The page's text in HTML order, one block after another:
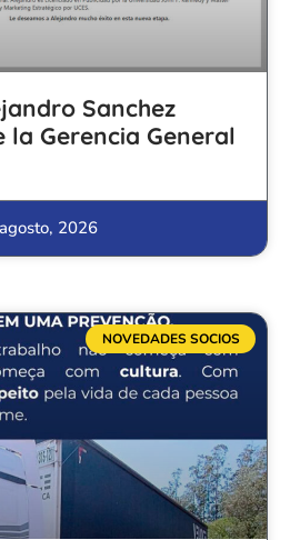
Sanchez
la Gerencia General
2026
NOVEDADES SOCIOS